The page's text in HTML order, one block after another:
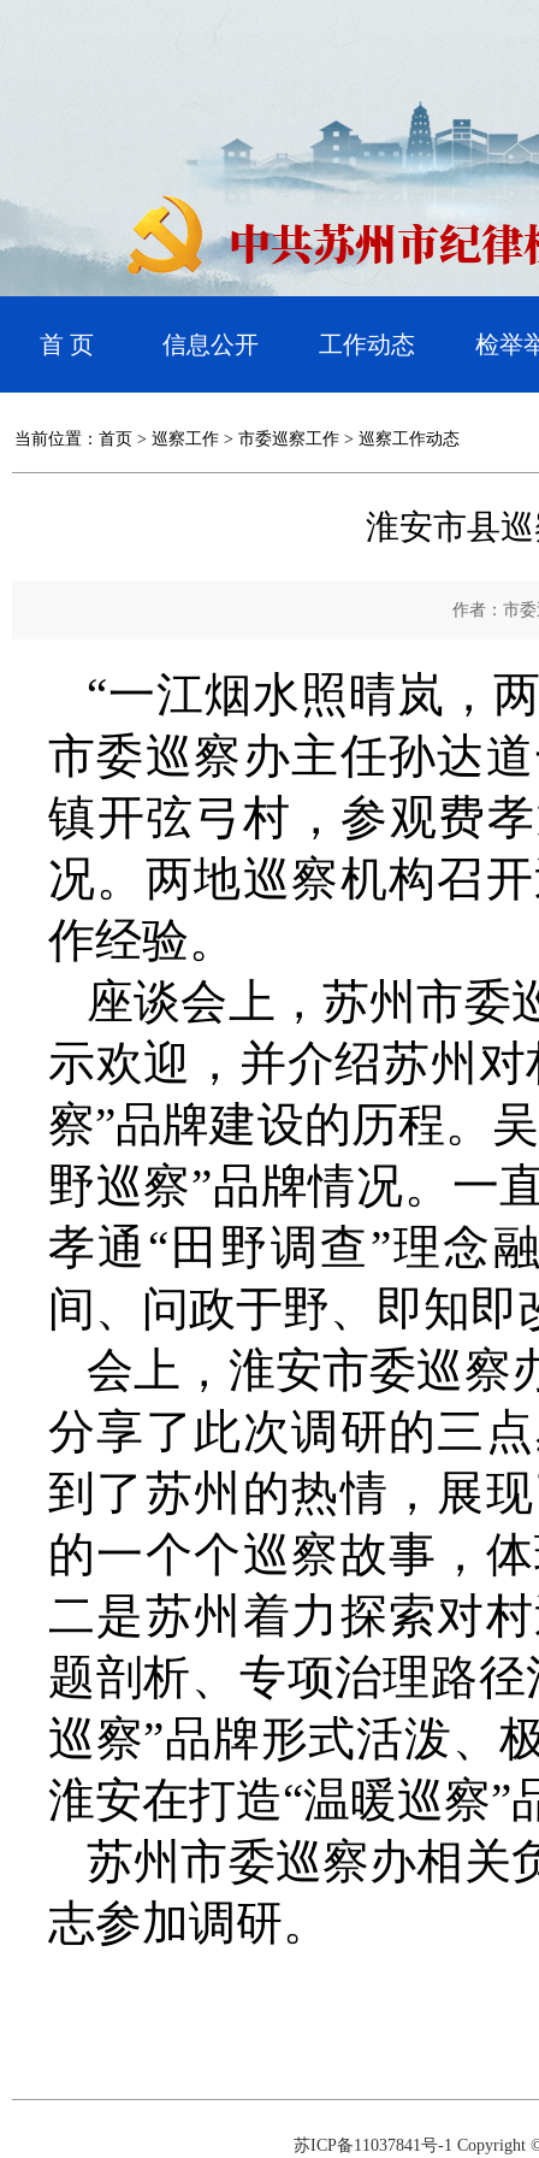
首 页 信息公开 工作动态 检举
当前位置： 首页 > 巡察工作 > 市委巡察工作 > 巡察工作动态
淮安市县
作者：市
“一江烟水照晴岚，
市委巡察办主任孙达
镇开弦弓村，参观费
况。两地巡察机构召
作经验。
座谈会上，苏州市委
示欢迎，并介绍苏州
察”品牌建设的历程。
野巡察”品牌情况。一
孝通“田野调查”理念
间、问政于野、即知即
会上，淮安市委巡察
分享了此次调研的三
到了苏州的热情，展
的一个个巡察故事，
二是苏州着力探索对
题剖析、专项治理路
巡察”品牌形式活泼、
淮安在打造“温暖巡察”
苏州市委巡察办相关
志参加调研。
苏ICP备11037841号-1 Copyright